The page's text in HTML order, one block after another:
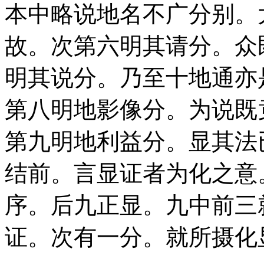
本中略说地名不广分别
故。次第六明其请分。
明其说分。乃至十地通
第八明地影像分。为说
第九明地利益分。显其
结前。言显证者为化之
序。后九正显。九中前
证。次有一分。就所摄